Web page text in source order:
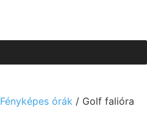
Fényképes órák / Golf falióra